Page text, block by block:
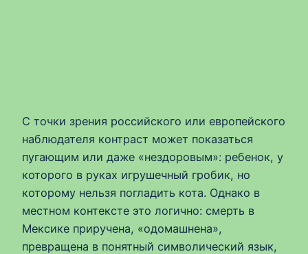
С точки зрения российского или европейского
наблюдателя контраст может показаться
пугающим или даже «нездоровым»: ребенок, у
которого в руках игрушечный гробик, но
которому нельзя погладить кота. Однако в
местном контексте это логично: смерть в
Мексике приручена, «одомашнена»,
превращена в понятный символический язык,